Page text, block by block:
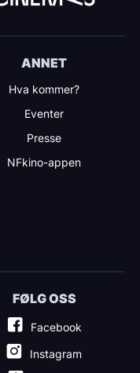
ANNET
Hva kommer?
Eventer
Presse
NFkino-appen
FØLG OSS
Facebook
Instagram